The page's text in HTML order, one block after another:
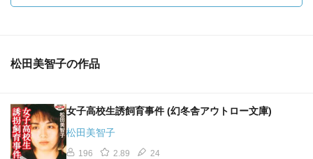
松田美智子の作品
女子高校生誘飼育事件 (幻冬舎アウトロー文庫)
松田美智子
196 2.89 24